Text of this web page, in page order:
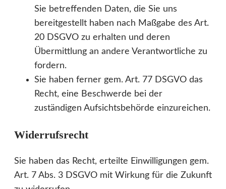
Sie betreffenden Daten, die Sie uns
bereitgestellt haben nach Maßgabe des Art.
20 DSGVO zu erhalten und deren
Übermittlung an andere Verantwortliche zu
fordern.
Sie haben ferner gem. Art. 77 DSGVO das
Recht, eine Beschwerde bei der
zuständigen Aufsichtsbehörde einzureichen.
Widerrufsrecht
Sie haben das Recht, erteilte Einwilligungen gem.
Art. 7 Abs. 3 DSGVO mit Wirkung für die Zukunft